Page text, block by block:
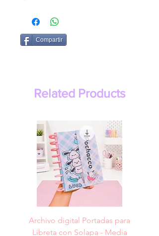
Compartir
Related Products
Archivo digital Portadas para
Libreta con Solapa - Media